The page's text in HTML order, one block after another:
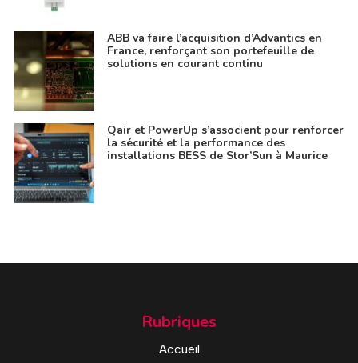
ABB va faire l’acquisition d’Advantics en
France, renforçant son portefeuille de
solutions en courant continu
Qair et PowerUp s’associent pour renforcer
la sécurité et la performance des
installations BESS de Stor’Sun à Maurice
Rubriques
Accueil